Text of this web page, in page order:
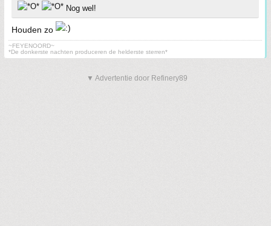
Nog wel!
Houden zo
~FEYENOORD~
*De donkerste nachten produceren de helderste sterren*
▼ Advertentie door Refinery89